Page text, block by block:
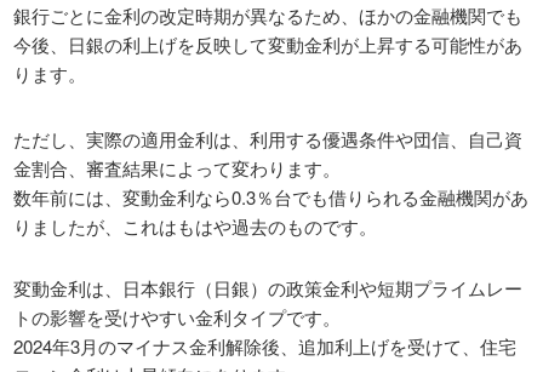
銀行ごとに金利の改定時期が異なるため、ほかの金融機関でも
今後、日銀の利上げを反映して変動金利が上昇する可能性があ
ります。
ただし、実際の適用金利は、利用する優遇条件や団信、自己資
金割合、審査結果によって変わります。
数年前には、変動金利なら0.3％台でも借りられる金融機関があ
りましたが、これはもはや過去のものです。
変動金利は、日本銀行（日銀）の政策金利や短期プライムレー
トの影響を受けやすい金利タイプです。
2024年3月のマイナス金利解除後、追加利上げを受けて、住宅